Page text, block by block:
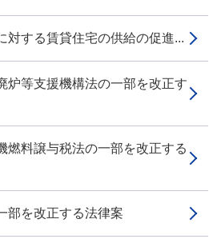
対する賃貸住宅の供給の促進...
炉等支援機構法の一部を改正す
燃料譲与税法の一部を改正する
部を改正する法律案